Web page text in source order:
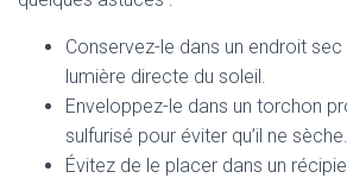
Conservez-le dans un endroit sec
lumière directe du soleil.
Enveloppez-le dans un torchon
sulfurisé pour éviter qu’il ne sèche.
Évitez de le placer dans un